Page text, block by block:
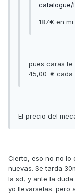
catalogue/
187€ en
pues caras te
45,00-€ cada
El precio del
Cierto, eso no no lo
nuevas. Se tarda
la sd, y ante la
yo llevarselas. pero